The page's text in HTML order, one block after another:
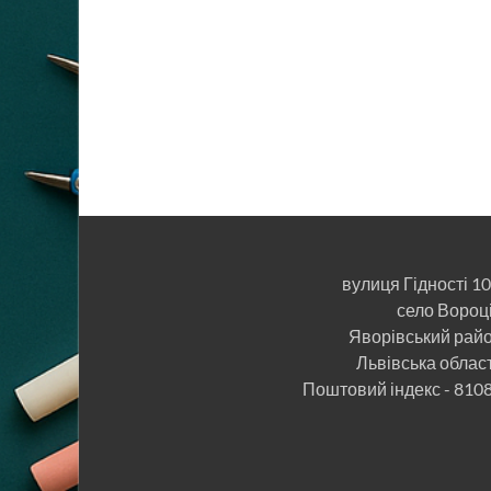
вулиця Гідності
село
Яворівський
Львівська
Поштовий індекс -